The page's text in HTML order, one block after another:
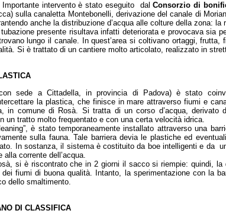
Importante intervento è stato eseguito dalConsorzio di
sulla canaletta Montebonelli, derivazione del canale di
anche la distribuzione d’acqua alle colture della zona:
tubazione presente risultava infatti deteriorata e provocava sia
lungo il canale. In quest’area si coltivano ortaggi, frutta,
Si è trattato di un cantiere molto articolato, realizzato in
sede a Cittadella, in provincia di Padova) è stato
la plastica, che finisce in mare attraverso fiumi e
in comune di Rosà. Si tratta di un corso d’acqua, derivato
un tratto molto frequentato e con una certa velocità idrica.
è stato temporaneamente installato attraverso una
sulla fauna. Tale barriera devia le plastiche ed
In sostanza, il sistema è costituito da boe intelligenti e da
corrente dell’acqua.
si è riscontrato che in 2 giorni il sacco si riempie: quindi,
fiumi di buona qualità. Intanto, la sperimentazione con la
dello smaltimento.
DI CLASSIFICA